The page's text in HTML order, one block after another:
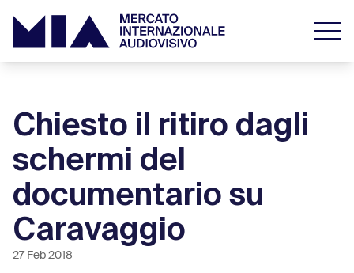
Chiesto il ritiro dagli
schermi del
documentario su
Caravaggio
27 Feb 2018